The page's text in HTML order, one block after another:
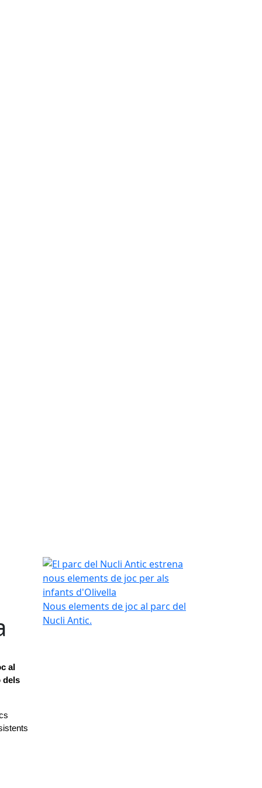
al
dels
El parc del Nucli Antic estrena nous elements de
Nous elements de joc al parc del
Nucli Antic.